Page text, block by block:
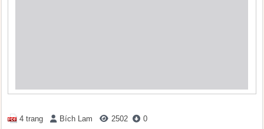
4 trang Bích Lam 2502 0